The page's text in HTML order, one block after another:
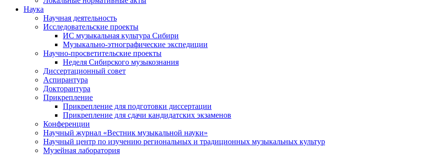
Наука
Научная деятельность
Исследовательские проекты
ИС музыкальная культура Сибири
Музыкально-этнографические экспедиции
Научно-просветительские проекты
Неделя Сибирского музыкознания
Диссертационный совет
Аспирантура
Докторантура
Прикрепление
Прикрепление для подготовки диссертации
Прикрепление для сдачи кандидатских экзаменов
Конференции
Научный журнал «Вестник музыкальной науки»
Научный центр по изучению региональных и традиционных музыкальных культур
Музейная лаборатория